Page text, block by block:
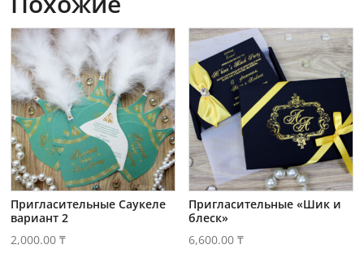
Пригласительные Саукеле
вариант 2
2,000.00₸
Пригласительные «Шик и
блеск»
6,600.00₸